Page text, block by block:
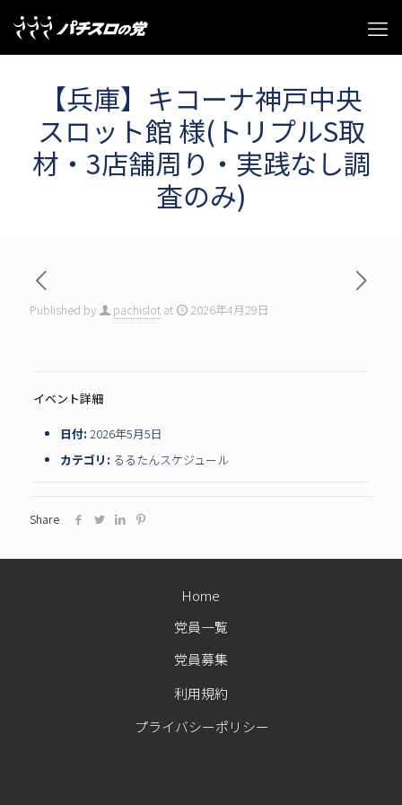
【兵庫】キコーナ神戸中央
スロット館 様(トリプルS取
材・3店舗周り・実践なし調
査のみ)
Published by pachislot at 2026年4月29日
イベント詳細
日付: 2026年5月5日
カテゴリ: るるたんスケジュール
Share
党員一覧
党員募集
利用規約
Home
プライバシーポリシー